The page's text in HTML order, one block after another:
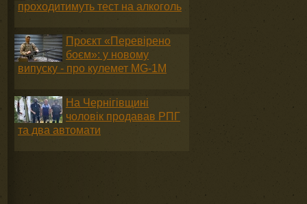
проходитимуть тест на алкоголь
Проєкт «Перевірено
боєм»: у новому
випуску - про кулемет MG-1М
На Чернігівщині
чоловік продавав РПГ
та два автомати